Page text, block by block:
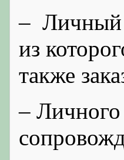
– Личный
из
также
– Личного